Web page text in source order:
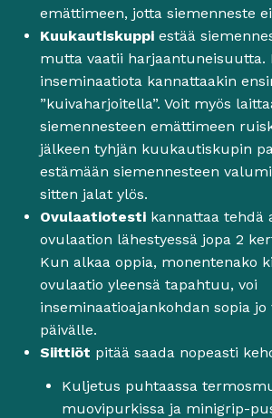
emättimeen, jotta siemenneste
Kuukautiskuppi estää
mutta vaatii harjaantuneisuutta.
inseminaatiota kannattaakin
”kuivaharjoitella”. Voit myös
siemennesteen emättimeen
jälkeen tyhjän kuukautiskupin
estämään siemennesteen
sitten jalat ylös.
Ovulaatiotesti kannattaa tehdä
ovulaation lähestyessä jopa 2
Kun alkaa oppia, monentenako
ovulaatio yleensä tapahtuu, voi
inseminaatioajankohdan sopia
päivälle.
Siittiöt pitää saada nopeasti
Kuljetus puhtaassa
muovipurkissa ja minigrip-